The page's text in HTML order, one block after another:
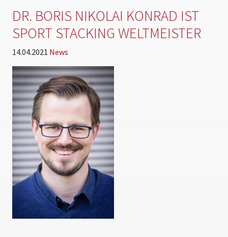
DR. BORIS NIKOLAI KONRAD IST
SPORT STACKING WELTMEISTER
14.04.2021 News